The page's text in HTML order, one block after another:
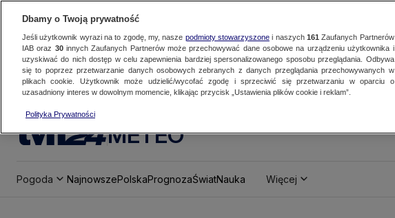
METEO
Pogoda NajnowszePolskaPrognozaŚwiatNauka Więcej
Dbamy o Twoją prywatność
Jeśli użytkownik wyrazi na to zgodę, my, nasze podmioty stowarzyszonei naszych 161 Zaufanych Partnerów
IAB oraz 30innych Zaufanych Partnerów może przechowywać dane osobowe na urządzeniu użytkownika i
uzyskiwać do nich dostęp w celu zapewnienia bardziej spersonalizowanego sposobu przeglądania. Odbywa
się to poprzez przetwarzanie danych osobowych zebranych z danych przeglądania przechowywanych w
plikach cookie. Użytkownik może udzielić/wycofać zgodę i sprzeciwić się przetwarzaniu w oparciu o
uzasadniony interes w dowolnym momencie, klikając przycisk „Ustawienia plików cookie i reklam”.
Polityka Prywatności